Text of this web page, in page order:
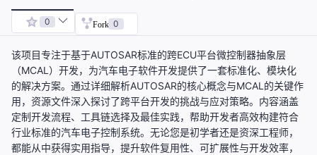
0 Fork 0
该项目专注于基于AUTOSAR标准的跨ECU平台微控制器抽象层
（MCAL）开发，为汽车电子软件开发提供了一套标准化、模块化
的解决方案。通过详细解析AUTOSAR的核心概念与MCAL的关键作
用，资源文件深入探讨了跨平台开发的挑战与应对策略。内容涵盖
定制开发流程、工具链选择及最佳实践，帮助开发者高效构建符合
行业标准的汽车电子控制系统。无论您是初学者还是资深工程师，
都能从中获得实用指导，提升软件复用性、可扩展性与开发效率，